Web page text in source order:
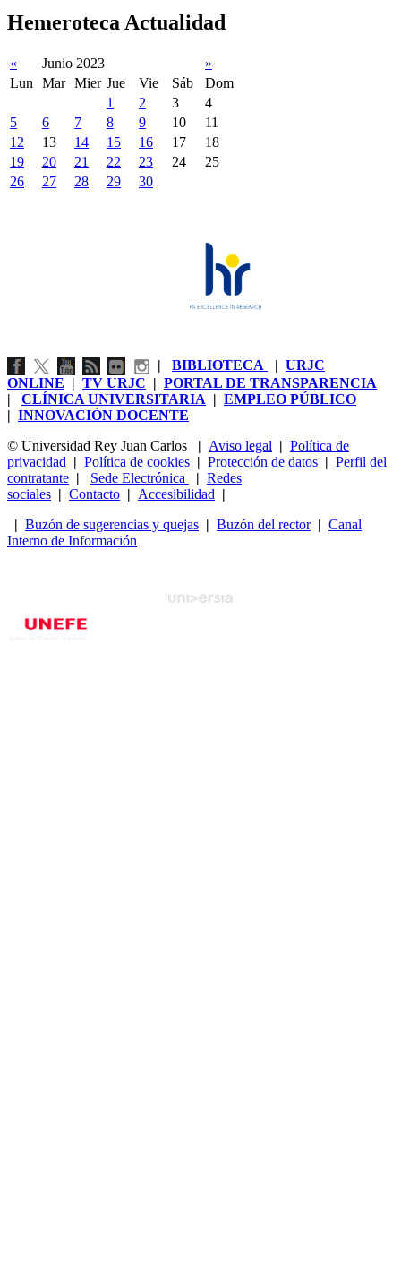
Hemeroteca Actualidad
« Junio 2023
»
Lun
Mar Mier Jue Vie Sáb
Dom
1
2 3
4
5
6 7 8 9 10
11
12
13 14 15 16 17
18
19
20 21 22 23 24
25
26
27 28 29 30
| BIBLIOTECA | URJC
ONLINE | TV URJC | PORTAL DE TRANSPARENCIA
| CLÍNICA UNIVERSITARIA | EMPLEO PÚBLICO
| INNOVACIÓN DOCENTE
© Universidad Rey Juan Carlos
| Aviso legal | Política de
privacidad | Política de cookies | Protección de datos | Perfil del
contratante | Sede Electrónica | Redes
sociales | Contacto | Accesibilidad |
| Buzón de sugerencias y quejas | Buzón del rector| Canal
Interno de Información